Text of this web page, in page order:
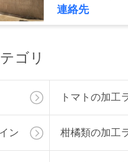
連絡先
ゴリ
トマトの加工
ン 柑橘類の加工